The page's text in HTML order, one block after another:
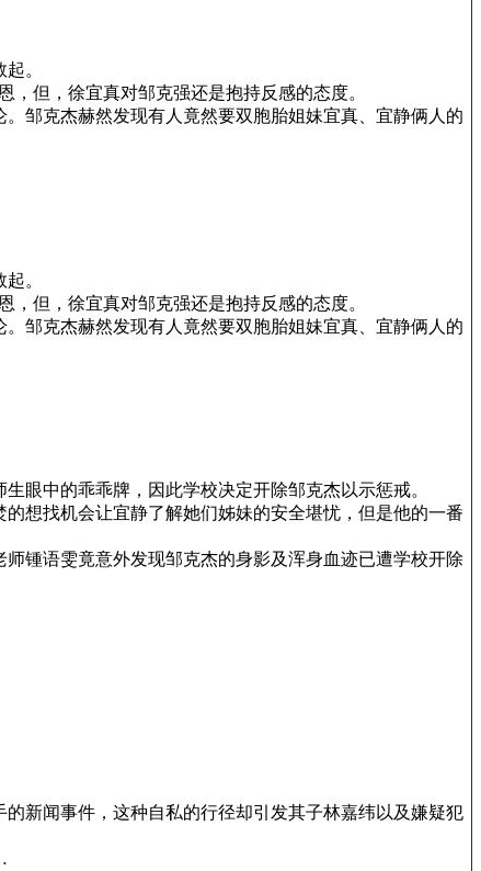
。
但，徐宜真对邹克强还是抱持反感的态度。
邹克杰赫然发现有人竟然要双胞胎姐妹宜真、宜静俩人的
。
但，徐宜真对邹克强还是抱持反感的态度。
邹克杰赫然发现有人竟然要双胞胎姐妹宜真、宜静俩人的
眼中的乖乖牌，因此学校决定开除邹克杰以示惩戒。
想找机会让宜静了解她们姊妹的安全堪忧，但是他的一番
锺语雯竟意外发现邹克杰的身影及浑身血迹已遭学校开除
新闻事件，这种自私的行径却引发其子林嘉纬以及嫌疑犯